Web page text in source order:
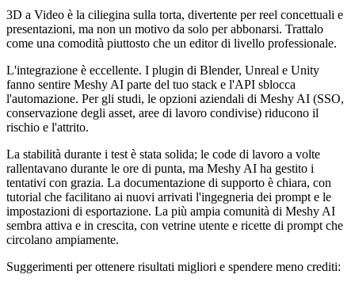
3D a Video è la ciliegina sulla torta, divertente per reel concettuali e
presentazioni, ma non un motivo da solo per abbonarsi. Trattalo
come una comodità piuttosto che un editor di livello professionale.
L'integrazione è eccellente. I plugin di Blender, Unreal e Unity
fanno sentire Meshy AI parte del tuo stack e l'API sblocca
l'automazione. Per gli studi, le opzioni aziendali di Meshy AI (SSO,
conservazione degli asset, aree di lavoro condivise) riducono il
rischio e l'attrito.
La stabilità durante i test è stata solida; le code di lavoro a volte
rallentavano durante le ore di punta, ma Meshy AI ha gestito i
tentativi con grazia. La documentazione di supporto è chiara, con
tutorial che facilitano ai nuovi arrivati l'ingegneria dei prompt e le
impostazioni di esportazione. La più ampia comunità di Meshy AI
sembra attiva e in crescita, con vetrine utente e ricette di prompt che
circolano ampiamente.
Suggerimenti per ottenere risultati migliori e spendere meno crediti: